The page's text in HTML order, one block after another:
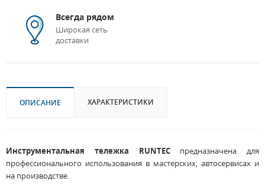
Всегда рядом
Широкая сеть
доставки
ОПИСАНИЕ ХАРАКТЕРИСТИКИ
Инструментальная тележка RUNTECпредназначена для
профессионального использования в мастерских, автосервисах и
на производстве.